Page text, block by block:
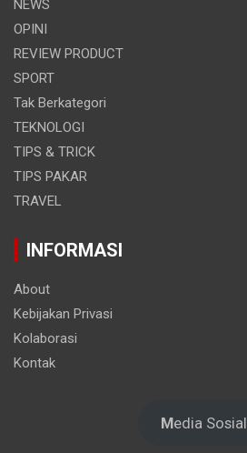
NEWS
OPINI
REVIEW PRODUCT
SPORT
Tak Berkategori
TEKNOLOGI
TIPS & TRICK
TIPS PAKAR
TRAVEL
INFORMASI
About
Kebijakan Privasi
Kolaborasi
Kontak
Media Sosial